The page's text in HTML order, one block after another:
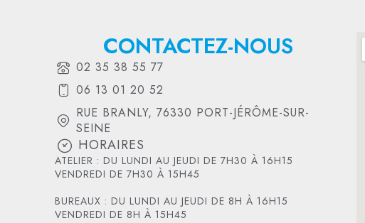
CONTACTEZ-NOUS
02 35 38 55 77
06 13 01 20 52
RUE BRANLY, 76330 PORT-JÉRÔME-SUR-
SEINE
HORAIRES
ATELIER : DU LUNDI AU JEUDI DE 7H30 À 16H15
VENDREDI DE 7H30 À 15H45
BUREAUX : DU LUNDI AU JEUDI DE 8H À 16H15
VENDREDI DE 8H À 15H45